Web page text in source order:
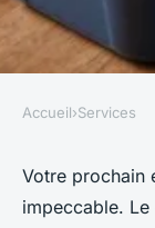
traiteur
Accueil›Services
Votre prochain
impeccable.